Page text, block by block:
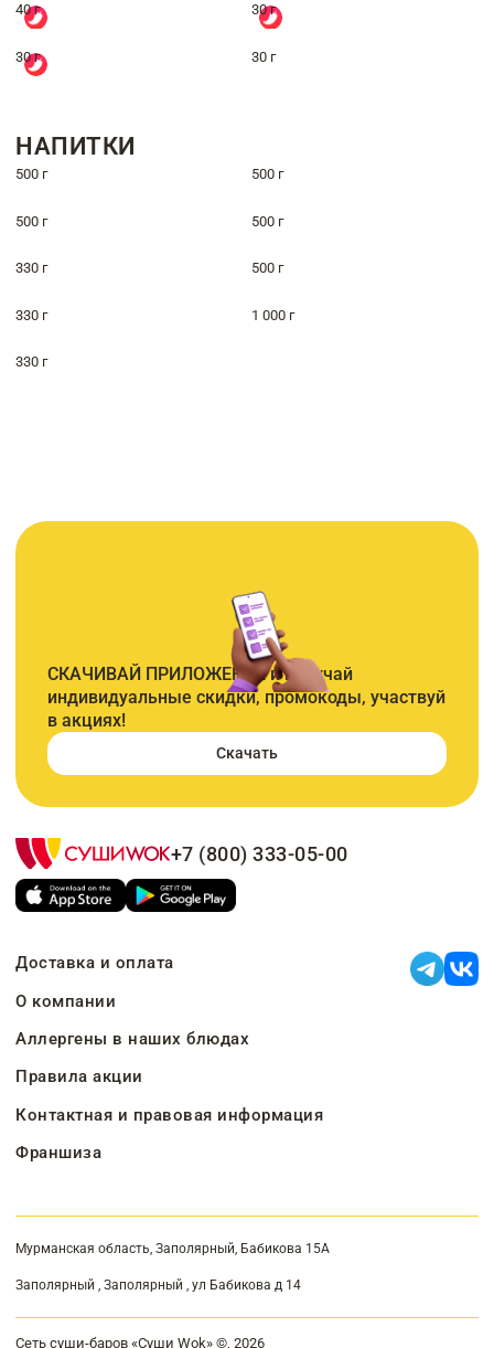
40 г 30 г
30 г 30 г
НАПИТКИ
500 г 500 г
500 г 500 г
330 г 500 г
330 г 1 000 г
330 г
СКАЧИВАЙ ПРИЛОЖЕНИЕ и получай
индивидуальные скидки, промокоды, участвуй
в акциях!
Скачать
+7 (800) 333-05-00
Доставка и оплата
О компании
Аллергены в наших блюдах
Правила акции
Контактная и правовая информация
Франшиза
Мурманская область, Заполярный, Бабикова 15А
Заполярный , Заполярный , ул Бабикова д 14
Сеть суши-баров «Суши Wok» ©, 2026